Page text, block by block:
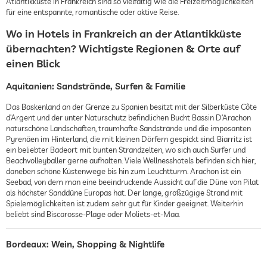
für eine entspannte, romantische oder aktive Reise.
Wo in Hotels in Frankreich an der Atlantikküste
übernachten? Wichtigste Regionen & Orte auf
einen Blick
Aquitanien: Sandstrände, Surfen & Familie
Das Baskenland an der Grenze zu Spanien besitzt mit der Silberküste Côte
d’Argent und der unter Naturschutz befindlichen Bucht Bassin D’Arachon
naturschöne Landschaften, traumhafte Sandstrände und die imposanten
Pyrenäen im Hinterland, die mit kleinen Dörfern gespickt sind. Biarritz ist
ein beliebter Badeort mit bunten Strandzelten, wo sich auch Surfer und
Beachvolleyballer gerne aufhalten. Viele Wellnesshotels befinden sich hier,
daneben schöne Küstenwege bis hin zum Leuchtturm. Arachon ist ein
Seebad, von dem man eine beeindruckende Aussicht auf die Düne von Pilat
als höchster Sanddüne Europas hat. Der lange, großzügige Strand mit
Spielemöglichkeiten ist zudem sehr gut für Kinder geeignet. Weiterhin
beliebt sind Biscarosse-Plage oder Moliets-et-Maa.
Bordeaux: Wein, Shopping & Nightlife